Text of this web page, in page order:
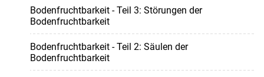
Bodenfruchtbarkeit - Teil 3: Störungen der
Bodenfruchtbarkeit
Bodenfruchtbarkeit - Teil 2: Säulen der
Bodenfruchtbarkeit